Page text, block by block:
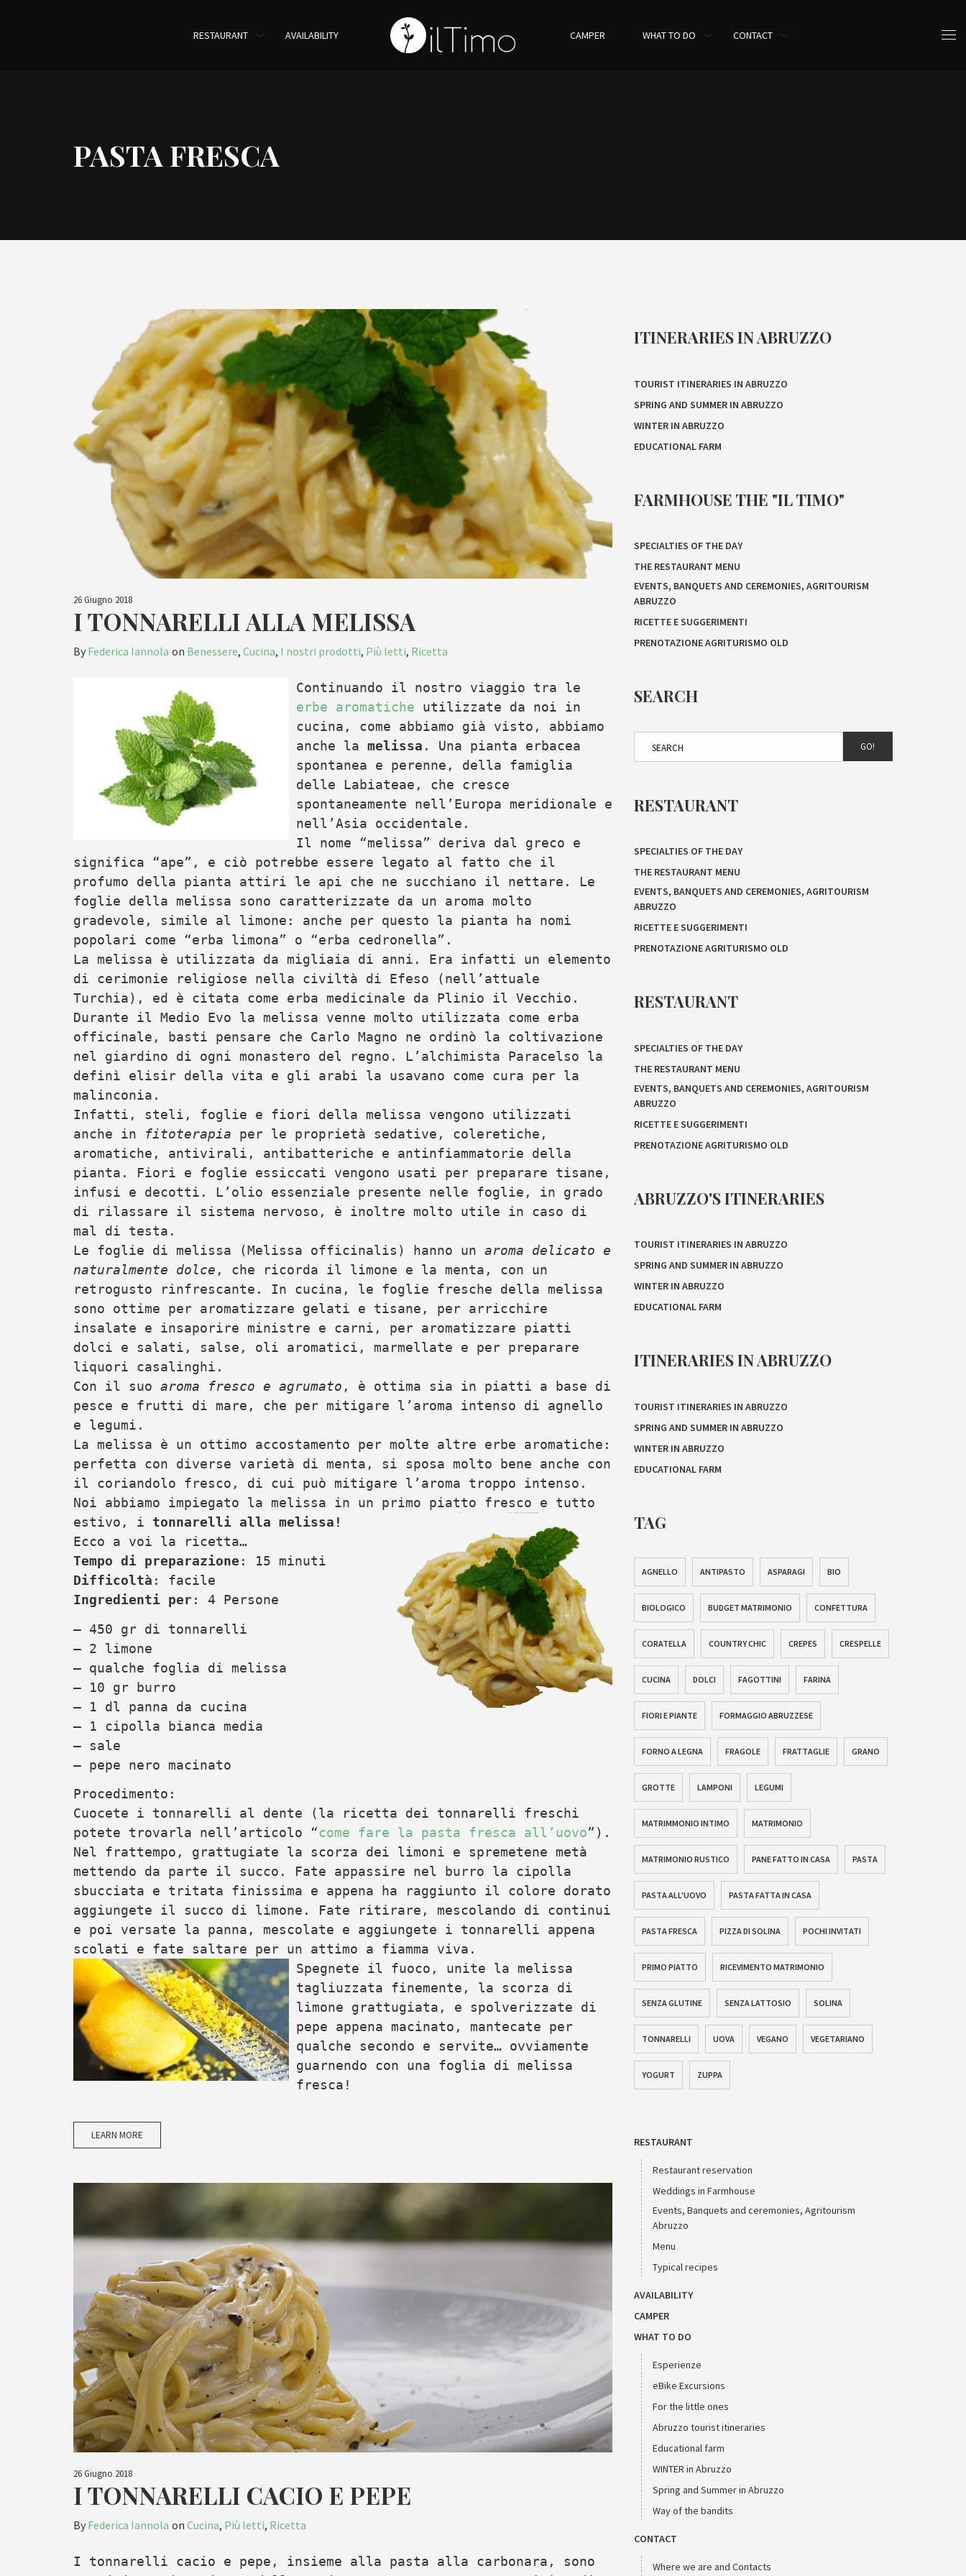
RESTAURANT AVAILABILITY CAMPER WHAT TO DO CONTACT
PASTA FRESCA
26 Giugno 2018
I TONNARELLI ALLA MELISSA
By Federica Iannola on Benessere, Cucina, I nostri prodotti, Più letti, Ricetta
Continuando il nostro viaggio tra le
erbe aromatiche utilizzate da noi in
cucina, come abbiamo già visto, abbiamo
anche la melissa . Una pianta erbacea
spontanea e perenne, della famiglia
delle Labiateae, che cresce
spontaneamente nell’Europa meridionale e
nell’Asia occidentale.
Il nome “melissa” deriva dal greco e
significa “ape”, e ciò potrebbe essere legato al fatto che il
profumo della pianta attiri le api che ne succhiano il nettare. Le
foglie della melissa sono caratterizzate da un aroma molto
gradevole, simile al limone: anche per questo la pianta ha nomi
popolari come “erba limona” o “erba cedronella”.
La melissa è utilizzata da migliaia di anni. Era infatti un elemento
di cerimonie religiose nella civiltà di Efeso (nell’attuale
Turchia), ed è citata come erba medicinale da Plinio il Vecchio.
Durante il Medio Evo la melissa venne molto utilizzata come erba
officinale, basti pensare che Carlo Magno ne ordinò la coltivazione
nel giardino di ogni monastero del regno. L’alchimista Paracelso la
definì elisir della vita e gli arabi la usavano come cura per la
malinconia.
Infatti, steli, foglie e fiori della melissa vengono utilizzati
anche in fitoterapia per le proprietà sedative, coleretiche,
aromatiche, antivirali, antibatteriche e antinfiammatorie della
pianta. Fiori e foglie essiccati vengono usati per preparare tisane,
infusi e decotti. L’olio essenziale presente nelle foglie, in grado
di rilassare il sistema nervoso, è inoltre molto utile in caso di
mal di testa.
Le foglie di melissa (Melissa officinalis) hanno un aroma delicato e
naturalmente dolce , che ricorda il limone e la menta, con un
retrogusto rinfrescante. In cucina, le foglie fresche della melissa
sono ottime per aromatizzare gelati e tisane, per arricchire
insalate e insaporire ministre e carni, per aromatizzare piatti
dolci e salati, salse, oli aromatici, marmellate e per preparare
liquori casalinghi.
Con il suo aroma fresco e agrumato , è ottima sia in piatti a base di
pesce e frutti di mare, che per mitigare l’aroma intenso di agnello
e legumi.
La melissa è un ottimo accostamento per molte altre erbe aromatiche:
perfetta con diverse varietà di menta, si sposa molto bene anche con
il coriandolo fresco, di cui può mitigare l’aroma troppo intenso.
Noi abbiamo impiegato la melissa in un primo piatto fresco e tutto
estivo, i tonnarelli alla melissa!
Ecco a voi la ricetta…
Tempo di preparazione : 15 minuti
Difficoltà : facile
Ingredienti per : 4 Persone
– 450 gr di tonnarelli
– 2 limone
– qualche foglia di melissa
– 10 gr burro
– 1 dl panna da cucina
– 1 cipolla bianca media
– sale
– pepe nero macinato
Procedimento:
Cuocete i tonnarelli al dente (la ricetta dei tonnarelli freschi
potete trovarla nell’articolo “come fare la pasta fresca all’uovo”).
Nel frattempo, grattugiate la scorza dei limoni e spremetene metà
mettendo da parte il succo. Fate appassire nel burro la cipolla
sbucciata e tritata finissima e appena ha raggiunto il colore dorato
aggiungete il succo di limone. Fate ritirare, mescolando di continui
e poi versate la panna, mescolate e aggiungete i tonnarelli appena
scolati e fate saltare per un attimo a fiamma viva.
Spegnete il fuoco, unite la melissa
tagliuzzata finemente, la scorza di
limone grattugiata, e spolverizzate di
pepe appena macinato, mantecate per
qualche secondo e servite… ovviamente
guarnendo con una foglia di melissa
fresca!
LEARN MORE
26 Giugno 2018
I TONNARELLI CACIO E PEPE
By Federica Iannola on Cucina, Più letti, Ricetta
I tonnarelli cacio e pepe, insieme alla pasta alla carbonara, sono
ITINERARIES IN ABRUZZO
TOURIST ITINERARIES IN ABRUZZO
SPRING AND SUMMER IN ABRUZZO
WINTER IN ABRUZZO
EDUCATIONAL FARM
FARMHOUSE THE "IL TIMO"
SPECIALTIES OF THE DAY
THE RESTAURANT MENU
EVENTS, BANQUETS AND CEREMONIES, AGRITOURISM
ABRUZZO
RICETTE E SUGGERIMENTI
PRENOTAZIONE AGRITURISMO OLD
SEARCH
GO!
RESTAURANT
SPECIALTIES OF THE DAY
THE RESTAURANT MENU
EVENTS, BANQUETS AND CEREMONIES, AGRITOURISM
ABRUZZO
RICETTE E SUGGERIMENTI
PRENOTAZIONE AGRITURISMO OLD
RESTAURANT
SPECIALTIES OF THE DAY
THE RESTAURANT MENU
EVENTS, BANQUETS AND CEREMONIES, AGRITOURISM
ABRUZZO
RICETTE E SUGGERIMENTI
PRENOTAZIONE AGRITURISMO OLD
ABRUZZO'S ITINERARIES
TOURIST ITINERARIES IN ABRUZZO
SPRING AND SUMMER IN ABRUZZO
WINTER IN ABRUZZO
EDUCATIONAL FARM
ITINERARIES IN ABRUZZO
TOURIST ITINERARIES IN ABRUZZO
SPRING AND SUMMER IN ABRUZZO
WINTER IN ABRUZZO
EDUCATIONAL FARM
TAG
AGNELLO ANTIPASTO ASPARAGI BIO
BIOLOGICO BUDGET MATRIMONIO CONFETTURA
CORATELLA COUNTRY CHIC CREPES CRESPELLE
CUCINA DOLCI FAGOTTINI FARINA
FIORI E PIANTE FORMAGGIO ABRUZZESE
FORNO A LEGNA FRAGOLE FRATTAGLIE GRANO
GROTTE LAMPONI LEGUMI
MATRIMMONIO INTIMO MATRIMONIO
MATRIMONIO RUSTICO PANE FATTO IN CASA PASTA
PASTA ALL'UOVO PASTA FATTA IN CASA
PASTA FRESCA PIZZA DI SOLINA POCHI INVITATI
PRIMO PIATTO RICEVIMENTO MATRIMONIO
SENZA GLUTINE SENZA LATTOSIO SOLINA
TONNARELLI UOVA VEGANO VEGETARIANO
YOGURT ZUPPA
RESTAURANT
Restaurant reservation
Weddings in Farmhouse
Events, Banquets and ceremonies, Agritourism
Abruzzo
Menu
Typical recipes
AVAILABILITY
CAMPER
WHAT TO DO
Esperienze
eBike Excursions
For the little ones
Abruzzo tourist itineraries
Educational farm
WINTER in Abruzzo
Spring and Summer in Abruzzo
Way of the bandits
CONTACT
Where we are and Contacts